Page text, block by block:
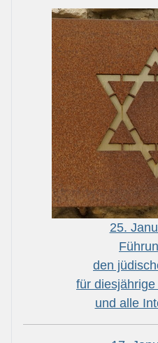
25.
den
für
und alle